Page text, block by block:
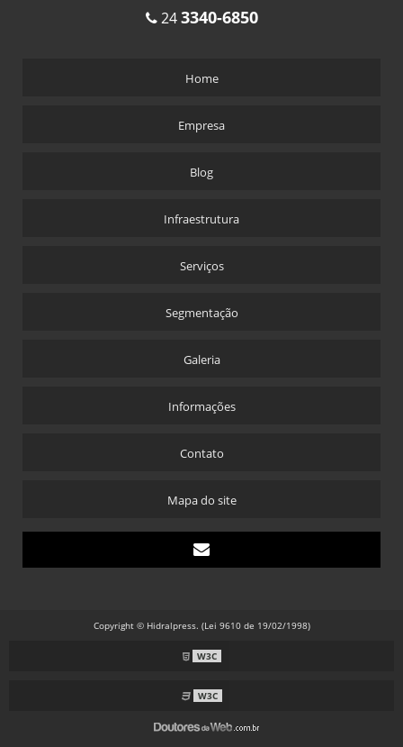
243340-6850
Home
Empresa
Blog
Infraestrutura
Serviços
Segmentação
Galeria
Informações
Contato
Mapa do site
Copyright © Hidralpress. (Lei 9610 de 19/02/1998)
W3C
W3C